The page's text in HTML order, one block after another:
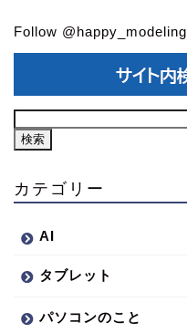
Follow @happy_modeling
カテゴリー
AI
タブレット
パソコンのこと